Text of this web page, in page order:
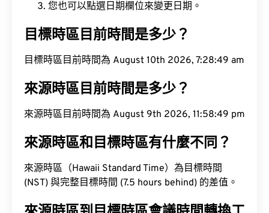
您也可以點選日期欄位來變更日期。
目標時區目前時間是多少？
目標時區目前時間為 August 10th 2026, 7:28:50 am
來源時區目前時間是多少？
來源時區目前時間為 August 9th 2026, 11:58:50 pm
來源時區和目標時區有什麼不同？
來源時區（Hawaii Standard Time）為目標時間
(NST) 與完整目標時間 (7.5 hours behind) 的差值。